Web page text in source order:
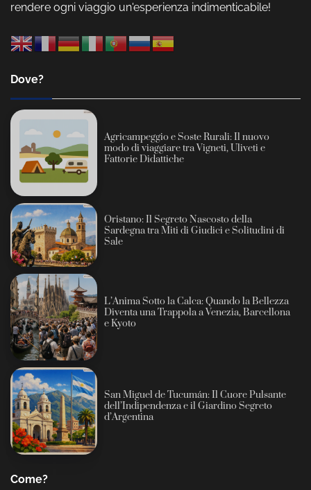
rendere ogni viaggio un'esperienza indimenticabile!
Dove?
Agricampeggio e Soste Rurali: Il nuovo
modo di viaggiare tra Vigneti, Uliveti e
Fattorie Didattiche
Oristano: Il Segreto Nascosto della
Sardegna tra Miti di Giudici e Solitudini di
Sale
L’Anima Sotto la Calca: Quando la Bellezza
Diventa una Trappola a Venezia, Barcellona
e Kyoto
San Miguel de Tucumán: Il Cuore Pulsante
dell’Indipendenza e il Giardino Segreto
d’Argentina
Come?